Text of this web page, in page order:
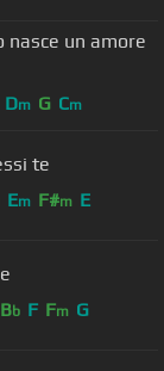
nasce un amore
Dm G Cm
te
Em F#m E
Bb F Fm G